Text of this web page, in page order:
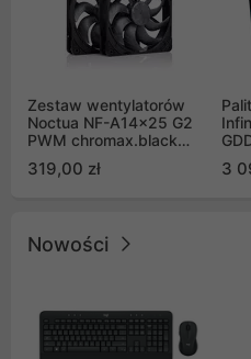
Zestaw wentylatorów
Noctua NF-A14x25 G2
PWM chromax.black
Push Pull (2szt)
319,00 zł 3
Nowości